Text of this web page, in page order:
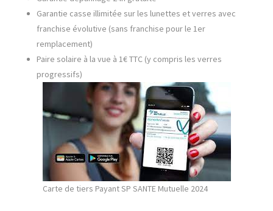
Garantie casse illimitée sur les lunettes et verres avec
franchise évolutive (sans franchise pour le 1er
remplacement)
Paire solaire à la vue à 1€ TTC (y compris les verres
progressifs)
Carte de tiers Payant SP SANTE Mutuelle 2024